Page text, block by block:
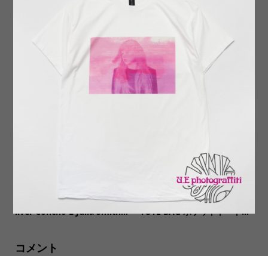
【LIFEWEAR(ライフウェ
ア)】Made In USA MOCKNE
CK L/S Tee メイドインUSA...
【SALVAGE PUBLIC サルヴ
ェージ・パブリック】Hapa J
ac Shirt ハパ ジャックシャ...
ィアンジュエリー】Navajo S
ilver Concho L Julia Smith...
【EARLY MORNING アーリ
ーモーニング】別注POCKET
TOTE BAG ポケットトート...
コメント